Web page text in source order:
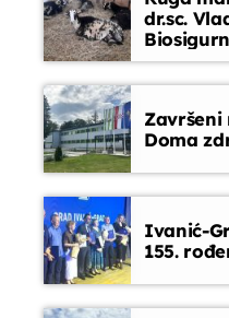
Vaše
dr.sc.
Završeni
Doma
Ivanić-
155.